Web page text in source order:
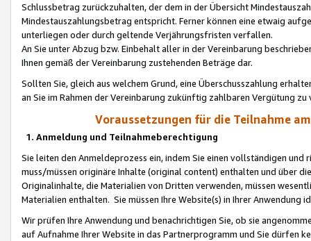
Schlussbetrag zurückzuhalten, der dem in der Übersicht
Mindestauszahlungsbetrag entspricht. Ferner können eine etwaig
unterliegen oder durch geltende Verjährungsfristen verfallen.
An Sie unter Abzug bzw. Einbehalt aller in der Vereinbarung
Ihnen gemäß der Vereinbarung zustehenden Beträge dar.
Sollten Sie, gleich aus welchem Grund, eine Überschusszahlung
an Sie im Rahmen der Vereinbarung zukünftig zahlbaren Vergütung zu
Voraussetzungen für die Teilnahme
1. Anmeldung und Teilnahmeberechtigung
Sie leiten den Anmeldeprozess ein, indem Sie einen vollständigen
muss/müssen originäre Inhalte (original content) enthalten und über
Originalinhalte, die Materialien von Dritten verwenden, müssen
Materialien enthalten. Sie müssen Ihre Website(s) in Ihrer Anwendung
Wir prüfen Ihre Anwendung und benachrichtigen Sie, ob sie
auf Aufnahme Ihrer Website in das Partnerprogramm und Sie dürfen